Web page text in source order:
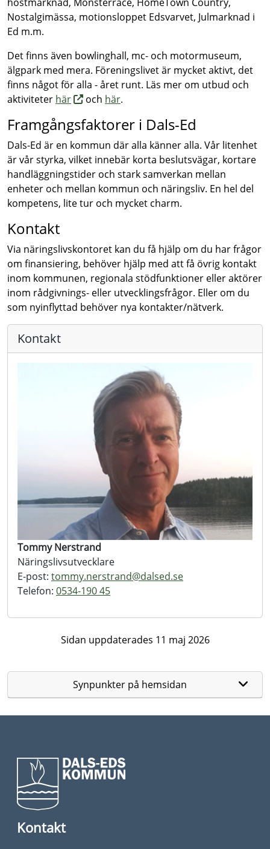
Nostalgimässa, motionsloppet Edsvarvet, Julmarknad i
Ed m.m.
Det finns även bowlinghall, mc- och motormuseum,
älgpark med mera. Föreningslivet är mycket aktivt, det
finns något för alla - året runt. Läs mer om utbud och
aktiviteter här och här.
Framgångsfaktorer i Dals-Ed
Dals-Ed är en kommun där alla känner alla. Vår litenhet
är vår styrka, vilket innebär korta beslutsvägar, kortare
handläggningstider och stark samverkan mellan
enheter och mellan kommun och näringsliv. En hel del
kompetens, lite tur och mycket charm.
Kontakt
Via näringslivskontoret kan du få hjälp om du har frågor
om finansiering, behöver hjälp med att få övrig kontakt
inom kommunen, regionala stödfunktioner eller aktörer
inom rådgivnings- eller utvecklingsfrågor. Eller om du
som nyinflyttad behöver nya kontakter/nätverk.
Kontakt
Tommy Nerstrand
Näringslivsutvecklare
E-post: tommy.nerstrand@dalsed.se
Telefon: 0534-190 45
Sidan uppdaterades 11 maj 2026
Synpunkter på hemsidan
Kontakt